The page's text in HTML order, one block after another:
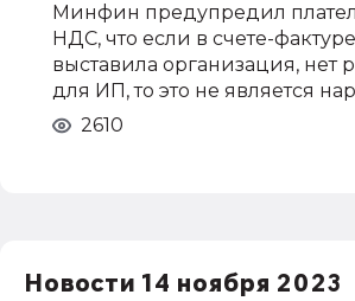
Минфин предупредил
НДС, что если в счете-
выставила организация, нет
для ИП, то это не является
2610
Новости 14 ноября 2023